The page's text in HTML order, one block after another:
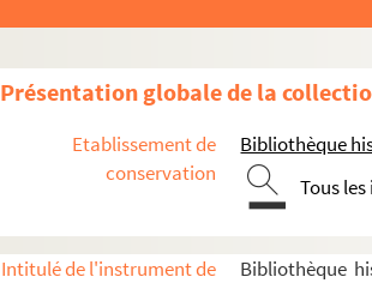
Présentation globale de la
Etablissement de
conservation
Bibliothèque
Tous
Intitulé de l'instrument de
Bibliothèque
Oeuvres de Gustave Charpentier
Cantate du Prix du Rome : Didon (1887)
Impressions d'Italie (1889)